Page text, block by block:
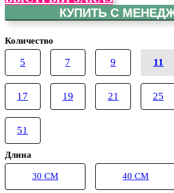
КУПИТЬ С
Количество
5 7 9 11
17 19 21 25
51
Длина
30 СМ 40 СМ